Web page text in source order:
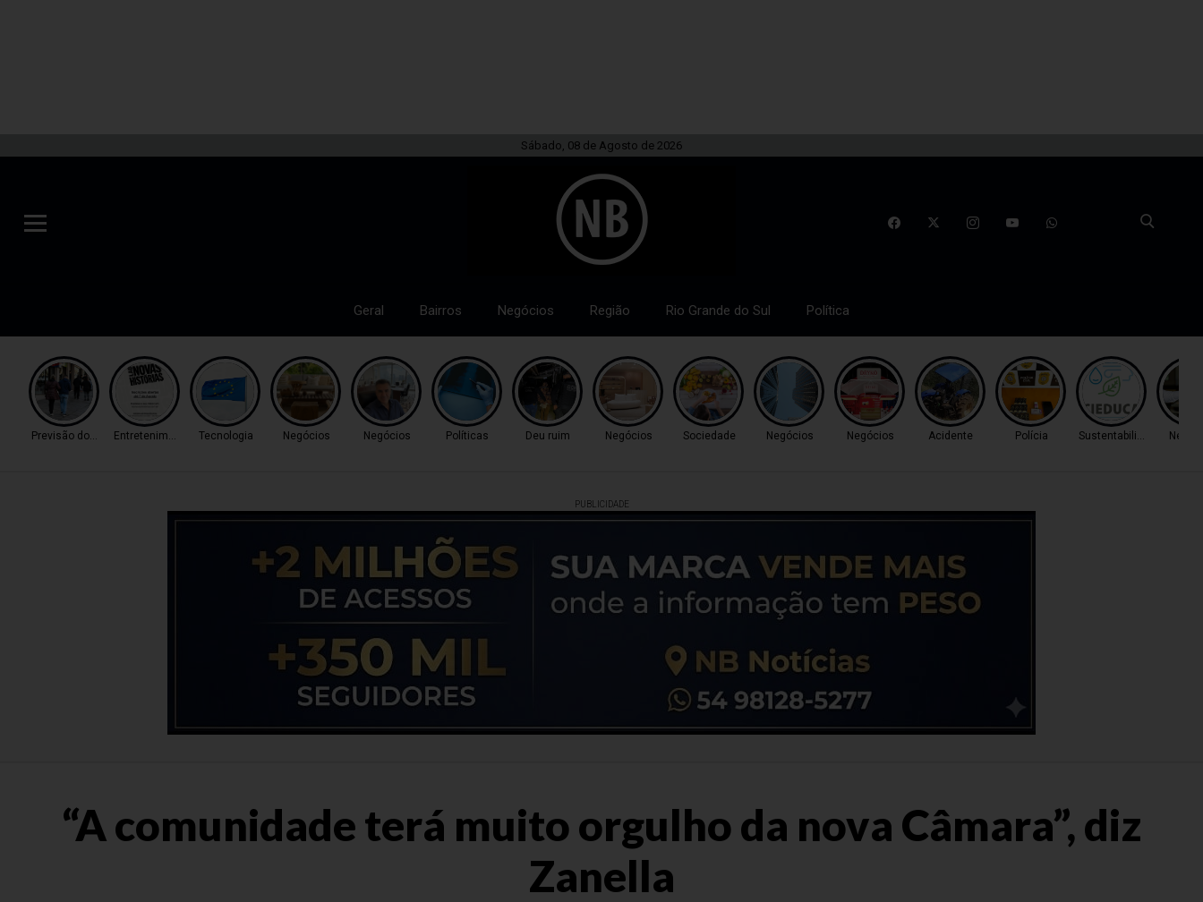
Sábado, 08 de Agosto de 2026
Geral Bairros Negócios Região Rio Grande do Sul Política
Previsão do TempoEntretenimento Tecnologia Negócios Negócios Políticas Deu ruim Negócios Sociedade Negócios Negócios Acidente Polícia Sustentabilidade
PUBLICIDADE
“A comunidade terá muito orgulho da nova Câmara”, diz
Zanella